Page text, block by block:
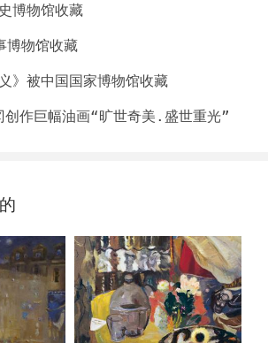
博物馆收藏
博物馆收藏
》被中国国家博物馆收藏
作巨幅油画“旷世奇美.盛世重光”